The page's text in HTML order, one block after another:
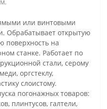
или винтовыми
Обрабатывает открытую
поверхность на
станке. Работает по
стали, серому
оргстеклу,
слоистому.
погонажных товаров:
плинтусов, галтели,